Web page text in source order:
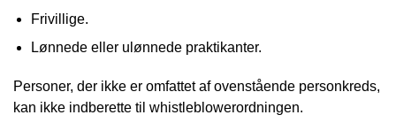
Frivillige.
Lønnede eller ulønnede praktikanter.
Personer, der ikke er omfattet af ovenstående personkreds,
kan ikke indberette til whistleblowerordningen.